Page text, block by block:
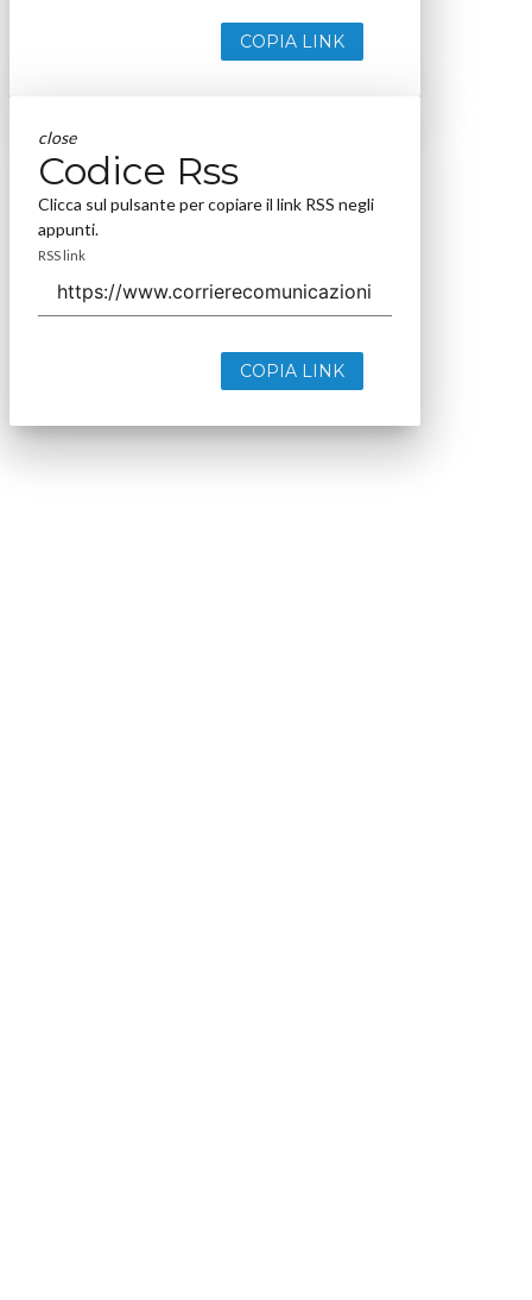
COPIA LINK
close
Codice Rss
Clicca sul pulsante per copiare il link RSS negli
appunti.
RSS link
COPIA LINK